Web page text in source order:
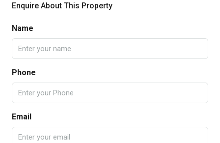
Enquire About This Property
Name
Phone
Email